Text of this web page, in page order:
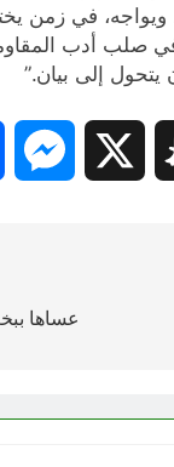
في زمن
صلب أدب
يتحول إلى بيان.”
Snapchat
عساها